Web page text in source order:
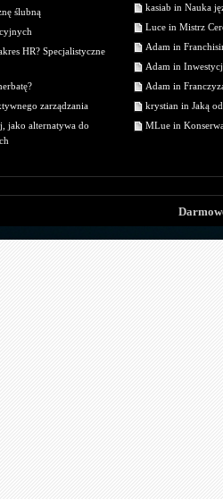
ślubną
HR? Specjalistyczne
zarządzania
jako alternatywa do
kasiab in Nauka
Luce in Mistrz
Adam in
Adam in
Adam in
krystian in Jaką
MLue in